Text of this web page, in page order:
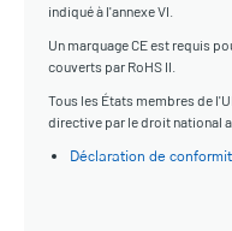
indiqué à l'annexe VI.
Un marquage CE est requis
couverts par RoHS II.
Tous les États membres de
directive par le droit national
Déclaration de